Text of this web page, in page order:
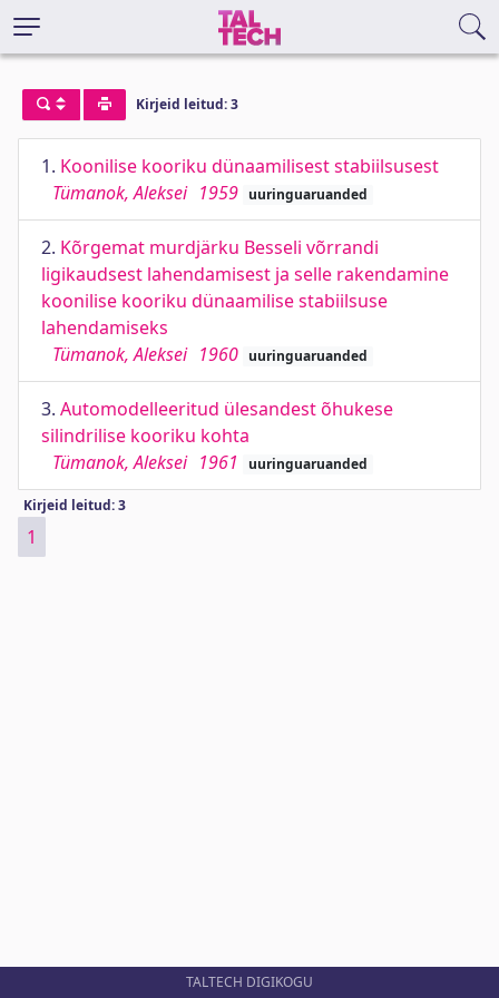
Kirjeid leitud: 3
1. Koonilise kooriku dünaamilisest stabiilsusest
Tümanok, Aleksei 1959 uuringuaruanded
2. Kõrgemat murdjärku Besseli võrrandi
ligikaudsest lahendamisest ja selle rakendamine
koonilise kooriku dünaamilise stabiilsuse
lahendamiseks
Tümanok, Aleksei 1960 uuringuaruanded
3. Automodelleeritud ülesandest õhukese
silindrilise kooriku kohta
Tümanok, Aleksei 1961 uuringuaruanded
Kirjeid leitud: 3
1
TALTECH DIGIKOGU